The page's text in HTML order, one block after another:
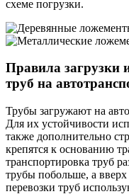
схеме погрузки.
Правила загрузки
труб на
Трубы загружают на
Для их устойчивости
также дополнительно
крепятся к основанию
транспортировка труб
трубы побольше, а
перевозки труб